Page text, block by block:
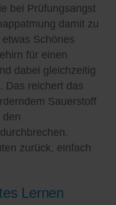
bei Prüfungsangst
damit zu
Schönes
für einen
dabei gleichzeitig
Das reichert das
Sauerstoff
den
zurück, einfach
Lernen